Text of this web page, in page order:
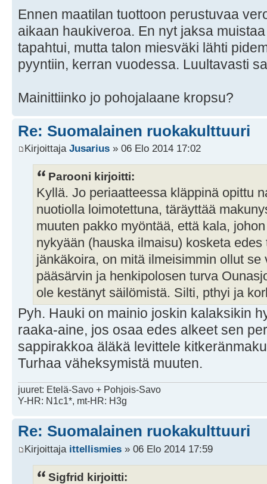
Ennen maatilan tuottoon perustuvaa
aikaan haukiveroa. En nyt jaksa
tapahtui, mutta talon miesväki lähti
pyyntiin, kerran vuodessa. Luultavasti
Mainittiinko jo pohojalaane kropsu?
Re: Suomalainen ruokakulttuuri
Kirjoittaja Jusarius » 06 Elo 2014 17:02
Parooni kirjoitti:
Kyllä. Jo periaatteessa kläppinä opittu
nuotiolla loimotettuna, täräyttää
muuten pakko myöntää, että kala,
nykyään (hauska ilmaisu) kosketa
jänkäkoira, on mitä ilmeisimmin ollut se
pääsärvin ja henkipolosen turva
ole kestänyt säilömistä. Silti, pthyi ja
Pyh. Hauki on mainio joskin kalaksikin
raaka-aine, jos osaa edes alkeet sen
sappirakkoa äläkä levittele
Turhaa väheksymistä muuten.
juuret: Etelä-Savo + Pohjois-Savo
Y-HR: N1c1*, mt-HR: H3g
Re: Suomalainen ruokakulttuuri
Kirjoittaja ittellismies » 06 Elo 2014 17:59
Sigfrid kirjoitti: